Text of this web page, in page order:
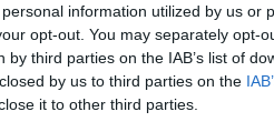
information utilized by us or
opt-out. You may separately opt-
third parties on the IAB’s list of
by us to third parties on the
it to other third parties.